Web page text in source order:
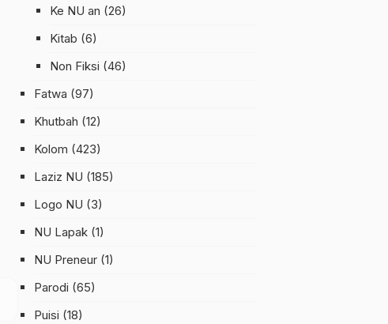
Ke NU an (26)
Kitab (6)
Non Fiksi (46)
Fatwa (97)
Khutbah (12)
Kolom (423)
Laziz NU (185)
Logo NU (3)
NU Lapak (1)
NU Preneur (1)
Parodi (65)
Puisi (18)